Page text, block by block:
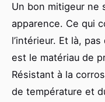
Un bon mitigeur ne
apparence. Ce qui
l’intérieur. Et là,
est le matériau de
Résistant à la
de température et